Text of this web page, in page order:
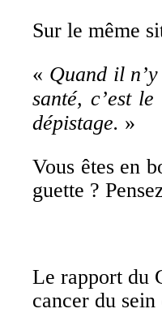
Sur le même
« Quand il
santé, c’est
dépistage. »
Vous êtes en
guette ?
Le rapport du
cancer du